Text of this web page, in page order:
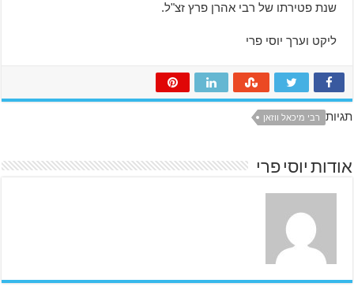
שנת פטירתו של רבי אהרן פרץ זצ"ל.
ליקט וערך יוסי פרי
תגיות רבי מיכאל ווזאן
אודות יוסי פרי